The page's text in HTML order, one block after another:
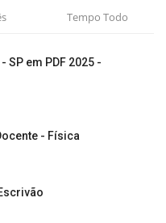
Tempo Todo
SP em PDF 2025 -
- Física